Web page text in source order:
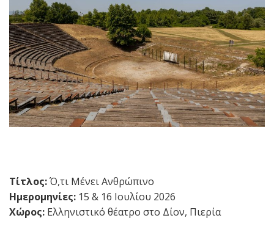
Τίτλος:Ό,τι Μένει Ανθρώπινο
Ημερομηνίες: 15 & 16 Ιουλίου 2026
Χώρος: Ελληνιστικό θέατρο στο Δίον, Πιερία